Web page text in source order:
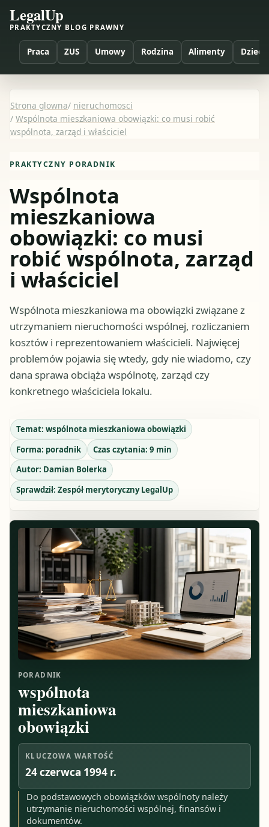
LegalUp
PRAKTYCZNY BLOG PRAWNY
Praca ZUS Umowy Rodzina Alimenty Dzieci
Strona glowna/ nieruchomosci
/ Wspólnota mieszkaniowa obowiązki: co musi robić
wspólnota, zarząd i właściciel
PRAKTYCZNY PORADNIK
Wspólnota
mieszkaniowa
obowiązki: co musi
robić wspólnota, zarząd
i właściciel
Wspólnota mieszkaniowa ma obowiązki związane z
utrzymaniem nieruchomości wspólnej, rozliczaniem
kosztów i reprezentowaniem właścicieli. Najwięcej
problemów pojawia się wtedy, gdy nie wiadomo, czy
dana sprawa obciąża wspólnotę, zarząd czy
konkretnego właściciela lokalu.
Temat: wspólnota mieszkaniowa obowiązki
Forma: poradnik Czas czytania: 9 min
Autor: Damian Bolerka
Sprawdził: Zespół merytoryczny LegalUp
PORADNIK
wspólnota
mieszkaniowa
obowiązki
KLUCZOWA WARTOŚĆ
24 czerwca 1994 r.
Do podstawowych obowiązków wspólnoty należy
utrzymanie nieruchomości wspólnej, finansów i
dokumentów.